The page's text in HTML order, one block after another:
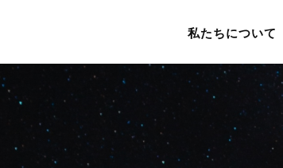
私たちについて